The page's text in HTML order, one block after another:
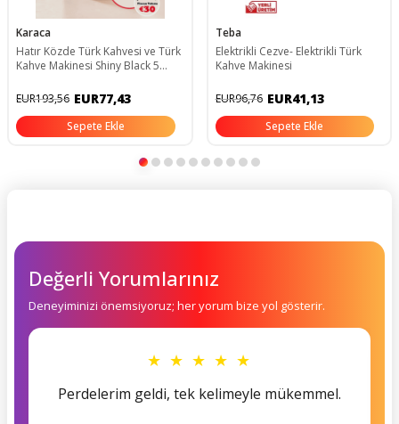
Karaca
Hatır Közde Türk Kahvesi ve Türk
Kahve Makinesi Shiny Black 5
EUR193,56 EUR77,43
Sepete Ekle
Teba
Elektrikli Cezve- Elektrikli Türk
Kahve Makinesi
EUR96,76 EUR41,13
Sepete Ekle
Değerli Yorumlarınız
Deneyiminizi önemsiyoruz; her yorum bize yol gösterir.
★ ★ ★ ★ ★
Perdelerim geldi, tek kelimeyle mükemmel.